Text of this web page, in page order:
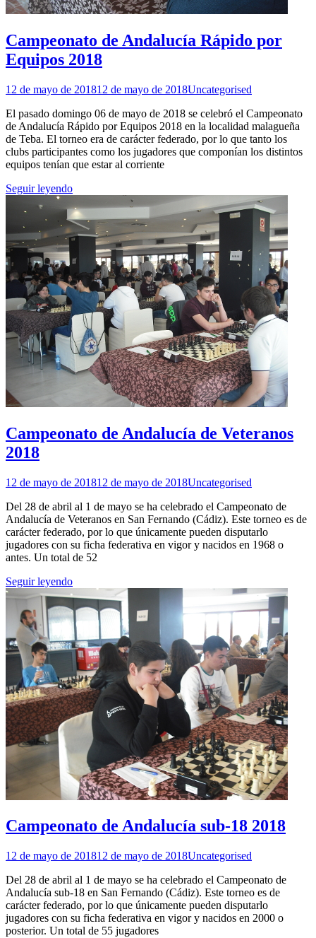
Campeonato de Andalucía Rápido por
Equipos 2018
12 de mayo de 201812 de mayo de 2018Uncategorised
El pasado domingo 06 de mayo de 2018 se celebró el Campeonato
de Andalucía Rápido por Equipos 2018 en la localidad malagueña
de Teba. El torneo era de carácter federado, por lo que tanto los
clubs participantes como los jugadores que componían los distintos
equipos tenían que estar al corriente
Seguir leyendo
Campeonato de Andalucía de Veteranos
2018
12 de mayo de 201812 de mayo de 2018Uncategorised
Del 28 de abril al 1 de mayo se ha celebrado el Campeonato de
Andalucía de Veteranos en San Fernando (Cádiz). Este torneo es de
carácter federado, por lo que únicamente pueden disputarlo
jugadores con su ficha federativa en vigor y nacidos en 1968 o
antes. Un total de 52
Seguir leyendo
Campeonato de Andalucía sub-18 2018
12 de mayo de 201812 de mayo de 2018Uncategorised
Del 28 de abril al 1 de mayo se ha celebrado el Campeonato de
Andalucía sub-18 en San Fernando (Cádiz). Este torneo es de
carácter federado, por lo que únicamente pueden disputarlo
jugadores con su ficha federativa en vigor y nacidos en 2000 o
posterior. Un total de 55 jugadores